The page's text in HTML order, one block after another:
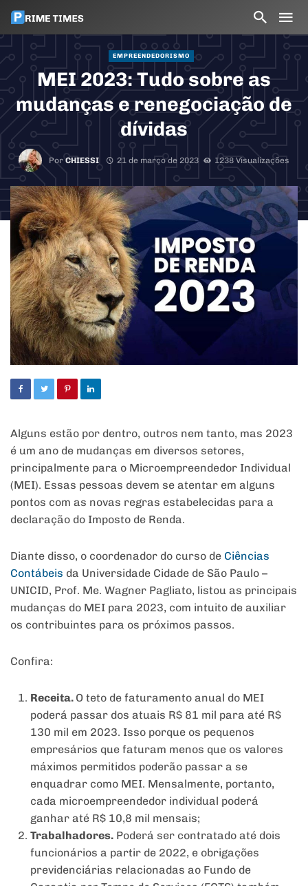
EMPREENDEDORISMO
MEI 2023: Tudo sobre as
mudanças e renegociação de
dívidas
PorCHIESSI 21 de março de 2023 1238 Visualizações
Alguns estão por dentro, outros nem tanto, mas 2023
é um ano de mudanças em diversos setores,
principalmente para o Microempreendedor Individual
(MEI). Essas pessoas devem se atentar em alguns
pontos com as novas regras estabelecidas para a
declaração do Imposto de Renda.
Diante disso, o coordenador do curso de Ciências
Contábeis da Universidade Cidade de São Paulo –
UNICID, Prof. Me. Wagner Pagliato, listou as principais
mudanças do MEI para 2023, com intuito de auxiliar
os contribuintes para os próximos passos.
Confira:
Receita. O teto de faturamento anual do MEI
poderá passar dos atuais R$ 81 mil para até R$
130 mil em 2023. Isso porque os pequenos
empresários que faturam menos que os valores
máximos permitidos poderão passar a se
enquadrar como MEI. Mensalmente, portanto,
cada microempreendedor individual poderá
ganhar até R$ 10,8 mil mensais;
Trabalhadores.Poderá ser contratado até dois
funcionários a partir de 2022, e obrigações
previdenciárias relacionadas ao Fundo de